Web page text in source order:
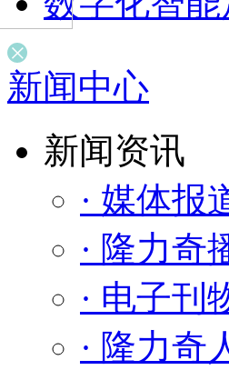
新闻中心
新闻资讯
· 媒体报
· 隆力奇
· 电子刊
· 隆力奇